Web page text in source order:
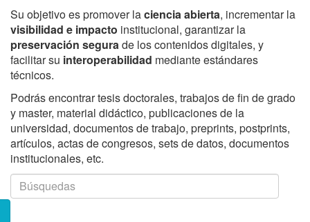
Su objetivo es promover laciencia abierta, incrementar la
visibilidad e impacto institucional, garantizar la
preservación segurade los contenidos digitales, y
facilitar su interoperabilidad mediante estándares
técnicos.
Podrás encontrar tesis doctorales, trabajos de fin de grado
y master, material didáctico, publicaciones de la
universidad, documentos de trabajo, preprints, postprints,
artículos, actas de congresos, sets de datos, documentos
institucionales, etc.